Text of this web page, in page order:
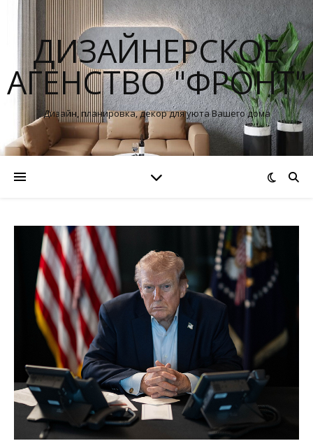
ДИЗАЙНЕРСКОЕ
АГЕНСТВО "ФРОНТ"
Дизайн, планировка, декор для уюта Вашего дома